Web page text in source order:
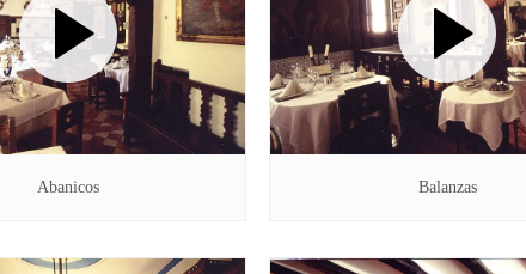
Abanicos Balanzas